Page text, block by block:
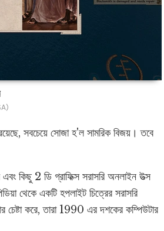
সবচেয়ে সোজা হ'ল সামরিক বিজয়। তবে
কিছু 2 ডি গ্রাফিক্স সরাসরি অনলাইন উত্স
থেকে একটি হপলাইট চিত্রের সরাসরি
চেষ্টা করে, তারা 1990 এর দশকের কম্পিউটার